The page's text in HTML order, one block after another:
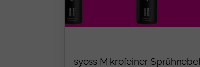
syoss Mikrofeiner Sprühnebel